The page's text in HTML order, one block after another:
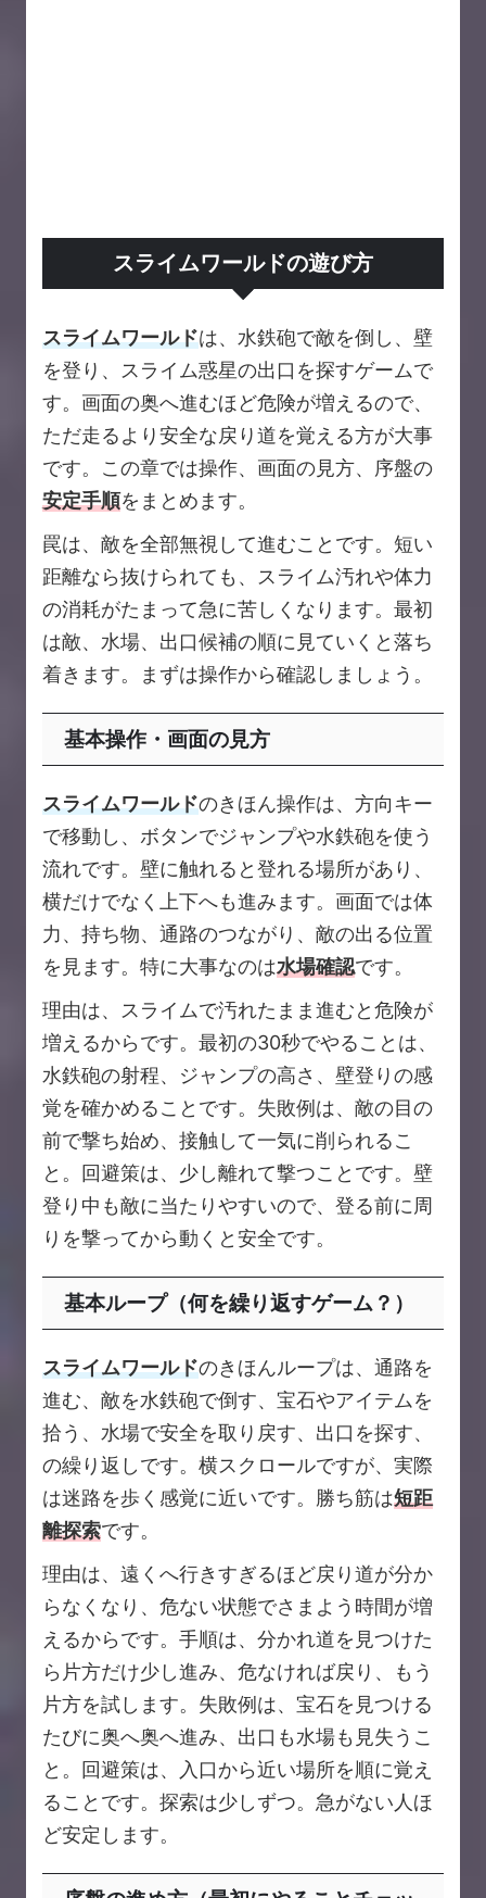
スライムワールドの遊び方
スライムワールドは、水鉄砲で敵を倒し、壁
を登り、スライム惑星の出口を探すゲームで
す。画面の奥へ進むほど危険が増えるので、
ただ走るより安全な戻り道を覚える方が大事
です。この章では操作、画面の見方、序盤の
安定手順をまとめます。
罠は、敵を全部無視して進むことです。短い
距離なら抜けられても、スライム汚れや体力
の消耗がたまって急に苦しくなります。最初
は敵、水場、出口候補の順に見ていくと落ち
着きます。まずは操作から確認しましょう。
基本操作・画面の見方
スライムワールドのきほん操作は、方向キー
で移動し、ボタンでジャンプや水鉄砲を使う
流れです。壁に触れると登れる場所があり、
横だけでなく上下へも進みます。画面では体
力、持ち物、通路のつながり、敵の出る位置
を見ます。特に大事なのは水場確認です。
理由は、スライムで汚れたまま進むと危険が
増えるからです。最初の30秒でやることは、
水鉄砲の射程、ジャンプの高さ、壁登りの感
覚を確かめることです。失敗例は、敵の目の
前で撃ち始め、接触して一気に削られるこ
と。回避策は、少し離れて撃つことです。壁
登り中も敵に当たりやすいので、登る前に周
りを撃ってから動くと安全です。
基本ループ（何を繰り返すゲーム？）
スライムワールドのきほんループは、通路を
進む、敵を水鉄砲で倒す、宝石やアイテムを
拾う、水場で安全を取り戻す、出口を探す、
の繰り返しです。横スクロールですが、実際
は迷路を歩く感覚に近いです。勝ち筋は短距
離探索です。
理由は、遠くへ行きすぎるほど戻り道が分か
らなくなり、危ない状態でさまよう時間が増
えるからです。手順は、分かれ道を見つけた
ら片方だけ少し進み、危なければ戻り、もう
片方を試します。失敗例は、宝石を見つける
たびに奥へ奥へ進み、出口も水場も見失うこ
と。回避策は、入口から近い場所を順に覚え
ることです。探索は少しずつ。急がない人ほ
ど安定します。